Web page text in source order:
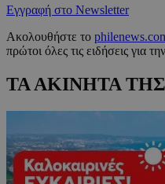
Εγγραφή στο Newsletter
Ακολουθήστε το
πρώτοι όλες τις ειδήσεις για
ΤΑ ΑΚΙΝΗΤΑ